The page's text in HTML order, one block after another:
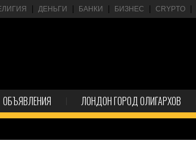
ДЕНЬГИ БАНКИ БИЗНЕС CRYPTO
ОБЪЯВЛЕНИЯ ЛОНДОН ГОРОД ОЛИГАРХОВ